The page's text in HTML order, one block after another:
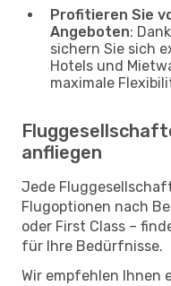
Profitieren Sie
Angeboten:
sichern Sie sich
Hotels und
maximale
anfliegen
Jede
Flugoptionen nach
oder First Class –
für Ihre Bedürfnisse.
Wir empfehlen Ihnen